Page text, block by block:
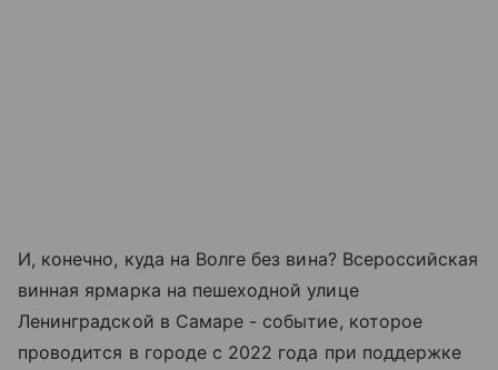
И, конечно, куда на Волге без вина? Всероссийская
винная ярмарка на пешеходной улице
Ленинградской в Самаре - событие, которое
проводится в городе с 2022 года при поддержке